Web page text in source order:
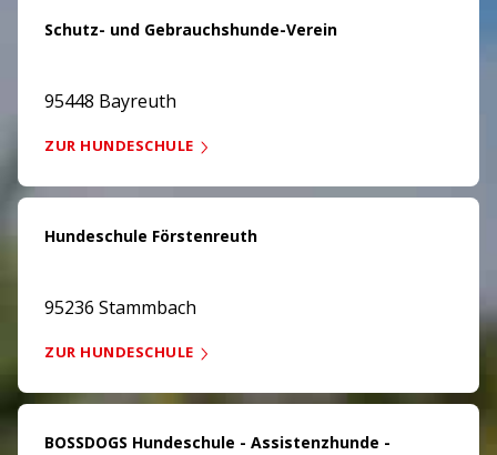
Schutz- und Gebrauchshunde-Verein
95448 Bayreuth
ZUR HUNDESCHULE
Hundeschule Förstenreuth
95236 Stammbach
ZUR HUNDESCHULE
BOSSDOGS Hundeschule - Assistenzhunde -